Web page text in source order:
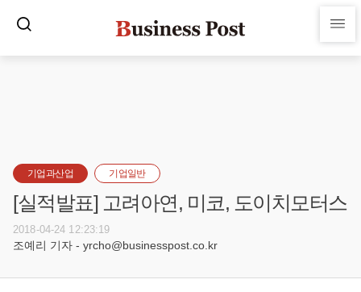
기업과산업 기업일반
[실적발표] 고려아연, 미코, 도이치모터스
2018-04-24 12:23:19
조예리 기자 - yrcho@businesspost.co.kr